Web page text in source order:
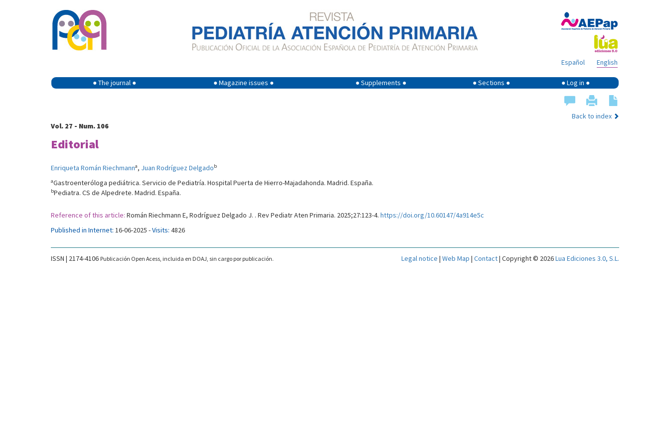
English
Español
● The journal ● ● Magazine issues ● ● Supplements ● ● Sections ● ● Log in ●
Back to index
Vol. 27 - Num. 106
Editorial
Enriqueta Román Riechmanna, Juan Rodríguez Delgadob
aGastroenteróloga pediátrica. Servicio de Pediatría. Hospital Puerta de Hierro-Majadahonda. Madrid. España.
bPediatra. CS de Alpedrete. Madrid. España.
Reference of this article: Román Riechmann E, Rodríguez Delgado J. . Rev Pediatr Aten Primaria. 2025;27:123-4. https://doi.org/10.60147/4a914e5c
Published in Internet: 16-06-2025 -Visits: 4826
ISSN | 2174-4106 Publicación Open Acess, incluida en DOAJ, sin cargo por publicación. Legal notice | Web Map | Contact| Copyright © 2026Lua Ediciones 3.0, S.L.